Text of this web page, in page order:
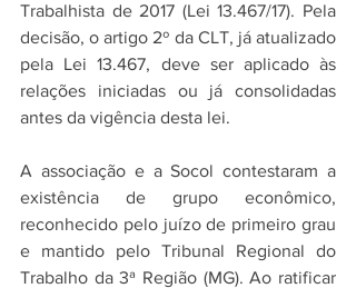
Trabalhista de 2017 (Lei 13.467/17). Pela
decisão, o artigo 2º da CLT, já atualizado
pela Lei 13.467, deve ser aplicado às
relações iniciadas ou já consolidadas
antes da vigência desta lei.
A associação e a Socol contestaram a
existência de grupo econômico,
reconhecido pelo juízo de primeiro grau
e mantido pelo Tribunal Regional do
Trabalho da 3ª Região (MG). Ao ratificar